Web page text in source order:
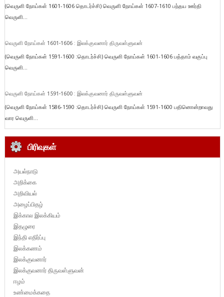
(வெருளி நோய்கள் 1601-1606 தொடர்ச்சி) வெருளி நோய்கள் 1607-1610 பந்தய ஊர்தி
வெருளி...
வெருளி நோய்கள் 1601-1606 : இலக்குவனார் திருவள்ளுவன்
(வெருளி நோய்கள் 1591-1600 :தொடர்ச்சி) வெருளி நோய்கள் 1601-1606 பத்தாம் வகுப்பு
வெருளி...
வெருளி நோய்கள் 1591-1600 : இலக்குவனார் திருவள்ளுவன்
(வெருளி நோய்கள் 1586-1590 :தொடர்ச்சி) வெருளி நோய்கள் 1591-1600 பதினொன்றாவது
வார வெருளி...
பிரிவுகள்
அயல்நாடு
அறிக்கை
அறிவியல்
அழைப்பிதழ்
இக்கால இலக்கியம்
இதழுரை
இந்தி எதிர்ப்பு
இலக்கணம்
இலக்குவனார்
இலக்குவனார் திருவள்ளுவன்
ஈழம்
உண்மைக்கதை